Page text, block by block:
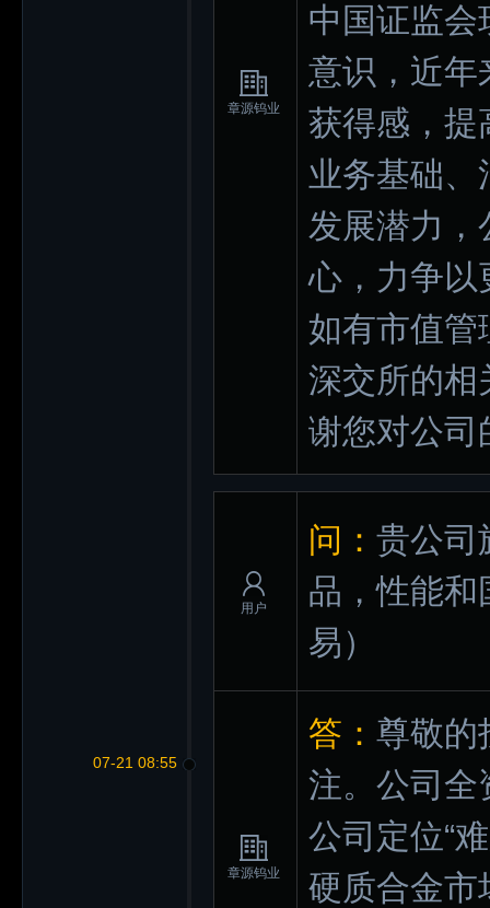
章源钨业
中国证监会
意识，近年
获得感，提
业务基础、
发展潜力，
心，力争以
如有市值管
深交所的相
谢您对公司
07-21 08:55
用户
问： 贵公司
品，性能和
易）
章源钨业
答： 尊敬的
注。公司全
公司定位“
硬质合金市